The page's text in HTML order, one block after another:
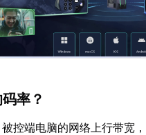
率？
控端电脑的网络上行带宽